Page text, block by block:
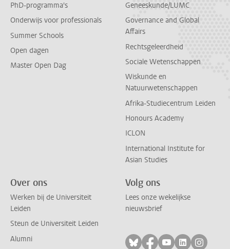
PhD-programma's
Onderwijs voor professionals
Summer Schools
Open dagen
Master Open Dag
Geneeskunde/LUMC
Governance and Global
Affairs
Rechtsgeleerdheid
Sociale Wetenschappen
Wiskunde en
Natuurwetenschappen
Afrika-Studiecentrum Leiden
Honours Academy
ICLON
International Institute for
Asian Studies
Over ons
Werken bij de Universiteit
Leiden
Steun de Universiteit Leiden
Alumni
Volg ons
Lees onze wekelijkse
nieuwsbrief
Volg ons op bluesky
Volg ons op
Volg ons op
Volg ons
Volg